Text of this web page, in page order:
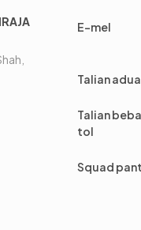
E-mel
Talian
Talian
tol
Squad